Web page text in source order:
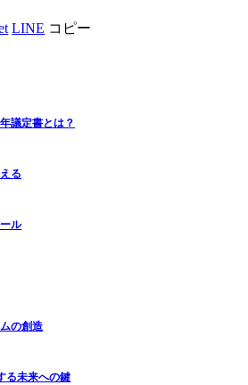
LINE コピー
議定書とは？
る
ル
の創造
る未来への鍵